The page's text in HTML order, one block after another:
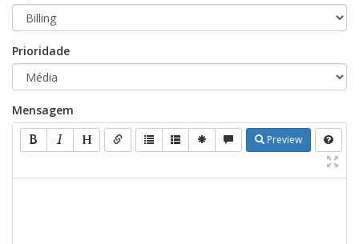
Prioridade
Mensagem
Preview